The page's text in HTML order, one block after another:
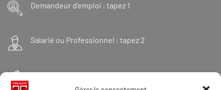
Demandeur d’emploi : tapez 1
Salarié ou Professionnel : tapez 2
Financeur : tapez 3